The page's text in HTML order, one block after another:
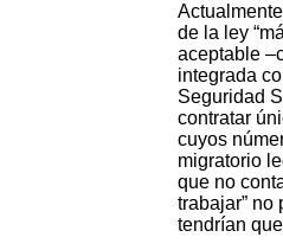
de la ley
aceptable
integrada
Seguridad
contratar
cuyos
migratorio
que no
trabajar” no
tendrían